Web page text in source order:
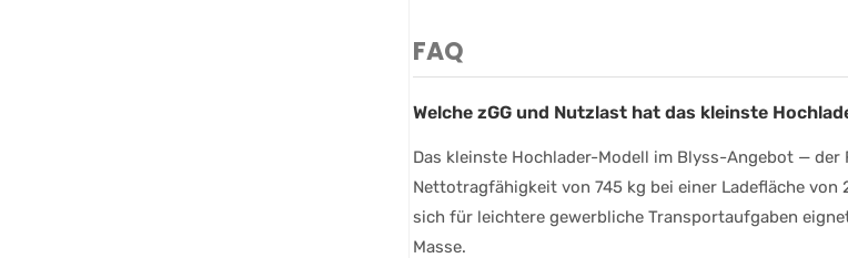
FAQ
Welche zGG und Nutzlast hat das kleinste
Das kleinste Hochlader-Modell im Blyss-Angebot — der
Nettotragfähigkeit von 745 kg bei einer Ladefläche
sich für leichtere gewerbliche Transportaufgaben
Masse.